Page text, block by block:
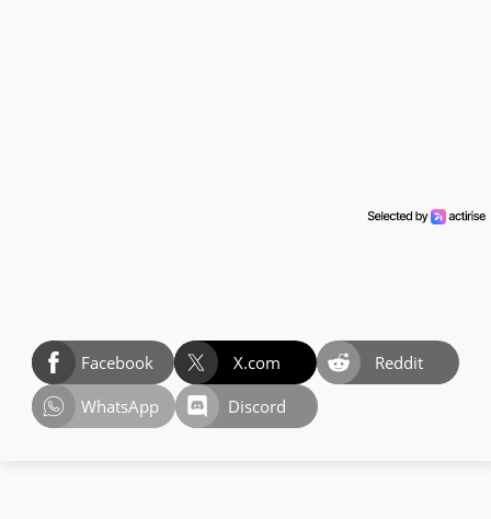
Facebook X.com
Reddit
WhatsApp
Discord